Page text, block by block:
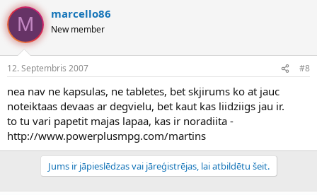
M marcello86
New member
12. Septembris 2007 #8
nea nav ne kapsulas, ne tabletes, bet skjirums ko at jauc
noteiktaas devaas ar degvielu, bet kaut kas liidziigs jau ir.
to tu vari papetit majas lapaa, kas ir noradiita -
http://www.powerplusmpg.com/martins
Jums ir jāpieslēdzas vai jāreģistrējas, lai atbildētu šeit.